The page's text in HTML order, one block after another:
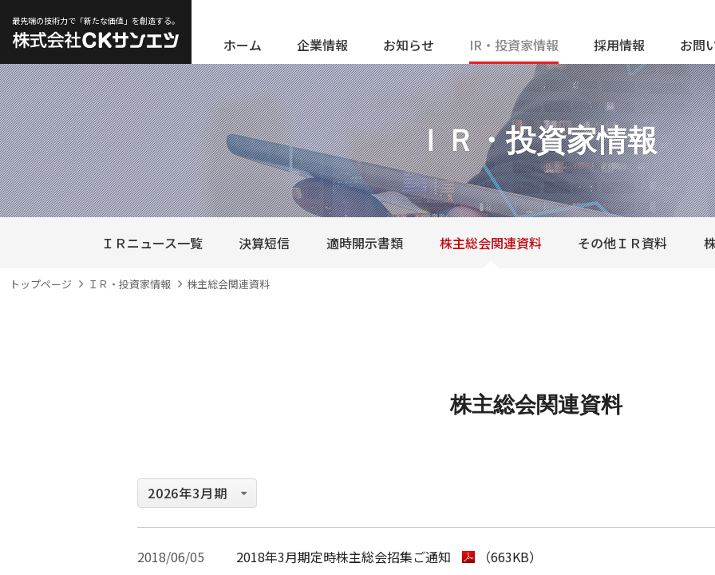
最先端の技術力で「新たな価値」を創造する。
ホーム 企業情報 お知らせ IR・投資家情報 採用情報 お問
ＩＲ・投資家情報
ＩＲニュース一覧 決算短信 適時開示書類 株主総会関連資料 その他ＩＲ資料
トップページ ＩＲ・投資家情報 株主総会関連資料
株主総会関連資料
2018/06/05 2018年3月期定時株主総会招集ご通知 （663KB）